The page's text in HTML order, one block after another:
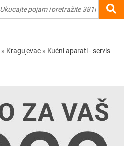
» Kragujevac » Kućni aparati - servis